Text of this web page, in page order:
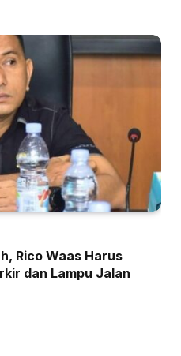
Rico Waas Harus
dan Lampu Jalan